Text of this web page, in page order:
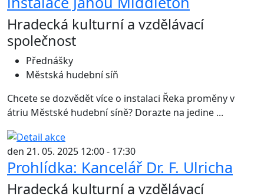
Hradecká kulturní a vzdělávací
společnost
Přednášky
Městská hudební síň
Chcete se dozvědět více o instalaci Řeka proměny v
átriu Městské hudební síně? Dorazte na jedine ...
den 21. 05. 2025 12:00 - 17:30
Prohlídka: Kancelář Dr. F. Ulricha
Hradecká kulturní a vzdělávací